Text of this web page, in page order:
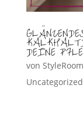
DEINE
von StyleRoom
Uncategorized